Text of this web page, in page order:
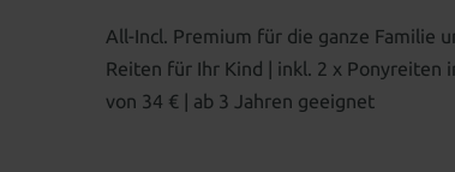
All-Incl. Premium für die ganze Familie
Reiten für Ihr Kind | inkl. 2 x Ponyreiten
von 34 € | ab 3 Jahren geeignet